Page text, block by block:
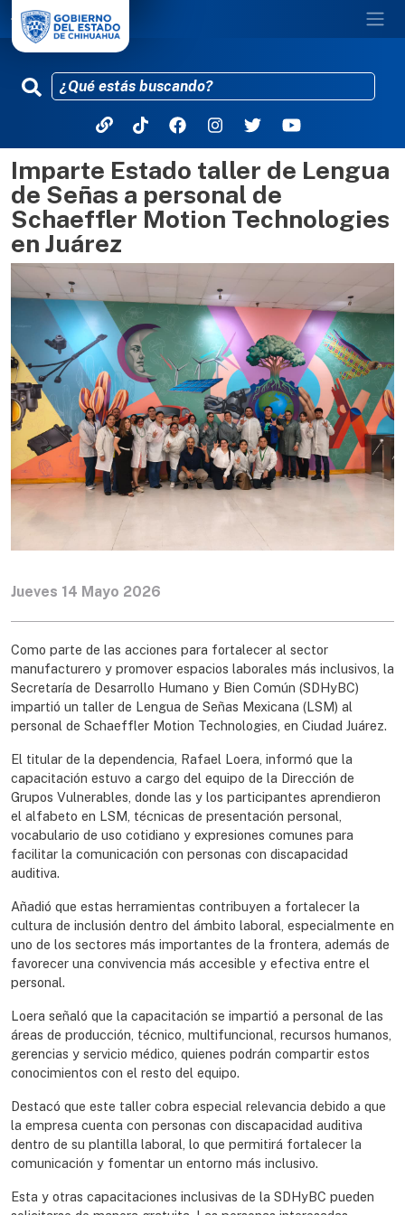
Pasar al contenido principal
Imparte Estado taller de Lengua
de Señas a personal de
Schaeffler Motion Technologies
en Juárez
Jueves 14 Mayo 2026
Como parte de las acciones para fortalecer al sector
manufacturero y promover espacios laborales más inclusivos, la
Secretaría de Desarrollo Humano y Bien Común (SDHyBC)
impartió un taller de Lengua de Señas Mexicana (LSM) al
personal de Schaeffler Motion Technologies, en Ciudad Juárez.
El titular de la dependencia, Rafael Loera, informó que la
capacitación estuvo a cargo del equipo de la Dirección de
Grupos Vulnerables, donde las y los participantes aprendieron
el alfabeto en LSM, técnicas de presentación personal,
vocabulario de uso cotidiano y expresiones comunes para
facilitar la comunicación con personas con discapacidad
auditiva.
Añadió que estas herramientas contribuyen a fortalecer la
cultura de inclusión dentro del ámbito laboral, especialmente en
uno de los sectores más importantes de la frontera, además de
favorecer una convivencia más accesible y efectiva entre el
personal.
Loera señaló que la capacitación se impartió a personal de las
áreas de producción, técnico, multifuncional, recursos humanos,
gerencias y servicio médico, quienes podrán compartir estos
conocimientos con el resto del equipo.
Destacó que este taller cobra especial relevancia debido a que
la empresa cuenta con personas con discapacidad auditiva
dentro de su plantilla laboral, lo que permitirá fortalecer la
comunicación y fomentar un entorno más inclusivo.
Esta y otras capacitaciones inclusivas de la SDHyBC pueden